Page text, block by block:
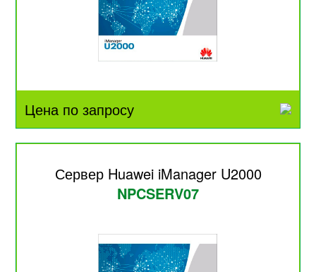
Цена по запросу
Сервер Huawei iManager U2000
NPCSERV07